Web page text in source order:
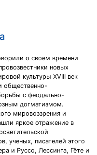
о своем времени
новых
культуры XVIII век
общественно-
с феодально-
догматизмом.
мировоззрения и
яркое отражение в
ученых, писателей этого
и Руссо, Лессинга, Гёте и